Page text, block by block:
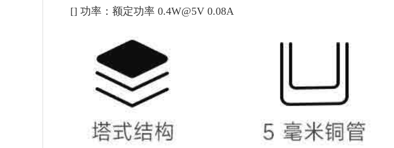
[] 功率：额定功率 0.4W@5V 0.08A